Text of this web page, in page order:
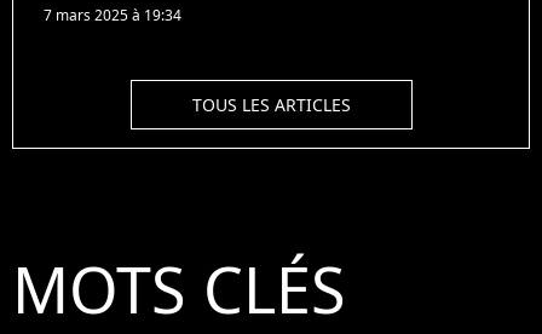
7 mars 2025 à 19:34
TOUS LES ARTICLES
MOTS CLÉS